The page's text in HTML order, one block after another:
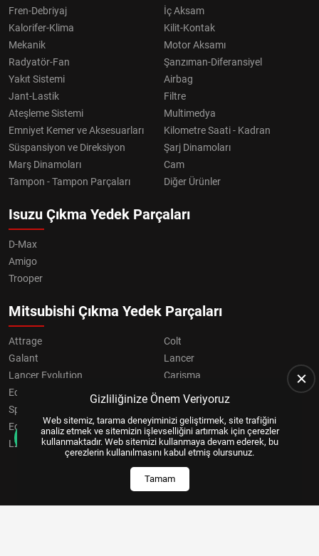
Fren-Debriyaj
İç Aksam
Kalorifer-Klima
Kilit-Kontak
Mekanik
Motor Aksamı
Radyatör-Fan
Şanzıman-Diferansiyel
Yakıt Sistemi
Airbag
Jant-Lastik
Filtre
Ateşleme Sistemi
Multimedya
Emniyet Kemer ve Aksesuarları
Kilometre Saati - Kadran
Süspansiyon ve Direksiyon
Şarj Dinamoları
Marş Dinamoları
Cam
Tampon - Tampon Parçaları
Diğer Ürünler
Isuzu Çıkma Yedek Parçaları
D-Max
Amigo
Trooper
Mitsubishi Çıkma Yedek Parçaları
Attrage
Colt
Galant
Lancer
Lancer Evolution
Carisma
Eclipse
Grandis
Space Star
Eclipse Cross
OUTLANDER
L200
Pajero
Gizliliğinize Önem Veriyoruz
Web sitemiz, tarama deneyiminizi geliştirmek, site trafiğini
analiz etmek ve sitemizin işlevselliğini artırmak için çerezler
kullanmaktadır. Web sitemizi kullanmaya devam ederek, bu
çerezlerin kullanılmasını kabul etmiş olursunuz.
Tamam